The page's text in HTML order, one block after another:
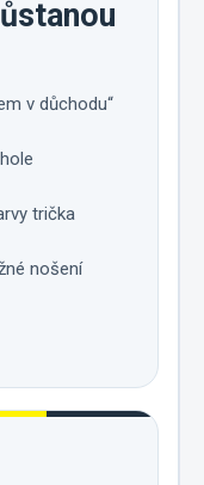
v důchodu“
trička
nošení